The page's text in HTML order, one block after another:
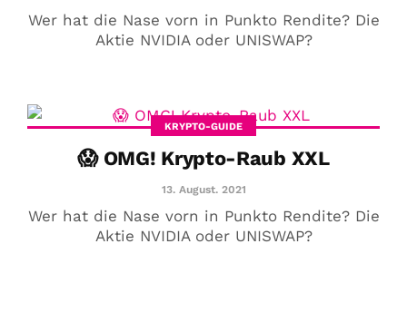
Wer hat die Nase vorn in Punkto Rendite? Die
Aktie NVIDIA oder UNISWAP?
KRYPTO-GUIDE
😱 OMG! Krypto-Raub XXL
13. August. 2021
Wer hat die Nase vorn in Punkto Rendite? Die
Aktie NVIDIA oder UNISWAP?